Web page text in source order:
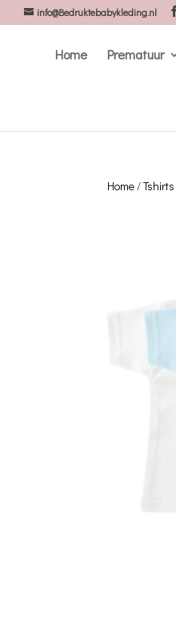
info@Bedruktebabykleding.nl
Home Prematuur
Home/Tshirts